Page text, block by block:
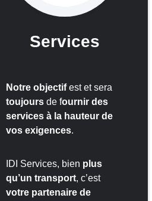
Services
Notre objectifest et sera
toujours de fournir des
services à la hauteur de
vos exigences.
IDI Services, bien plus
qu’un transport, c’est
votre partenaire de